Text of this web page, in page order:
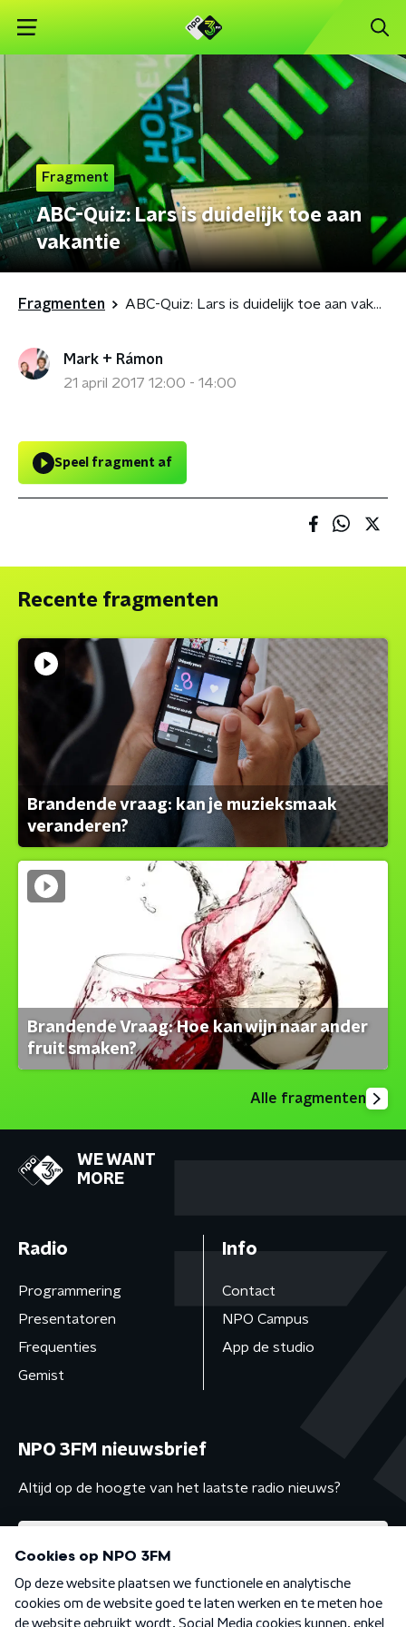
Fragment
ABC-Quiz: Lars is duidelijk toe aan
vakantie
Fragmenten ABC-Quiz: Lars is duidelijk toe aan vakantie
Mark + Rámon
21 april 2017 12:00 - 14:00
Speel fragment af
Recente fragmenten
Brandende vraag: kan je muzieksmaak
veranderen?
Brandende Vraag: Hoe kan wijn naar ander
fruit smaken?
Alle fragmenten
WE WANT
MORE
Radio
Programmering
Presentatoren
Frequenties
Gemist
Info
Contact
NPO Campus
App de studio
NPO 3FM nieuwsbrief
Altijd op de hoogte van het laatste radio nieuws?